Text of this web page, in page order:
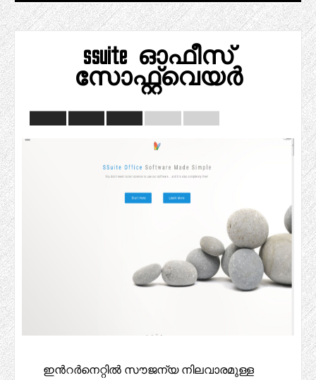
ssuite ഓഫീസ്
സോഫ്റ്റ്‌വെയർ
ഇൻറർനെറ്റിൽ സൗജന്യ നിലവാരമുള്ള